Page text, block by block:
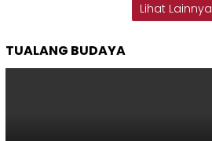
Lihat Lainnya
TUALANG BUDAYA